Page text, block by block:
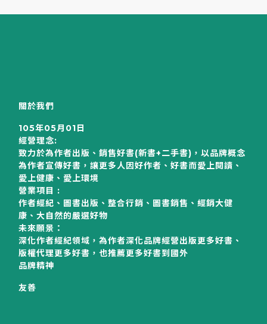
關於我們
105年05月01日
經營理念:
致力於為作者出版、銷售好書(新書+二手書)，以品牌概念
為作者宣傳好書，讓更多人因好作者、好書而愛上閱讀、
愛上健康、愛上環境
營業項目 :
作者經紀、圖書出版、整合行銷、圖書銷售、經銷大健
康、大自然的嚴選好物
未來願景：
深化作者經紀領域，為作者深化品牌經營出版更多好書、
版權代理更多好書，也推薦更多好書到國外
品牌精神
友善